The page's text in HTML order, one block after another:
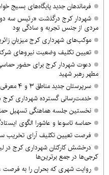
فرماندهان جدید پایگاه‌های بسیج
شهردار کرج درگذشت «رئیس سه
مردی از جنس تجربه و سادگی بود
موکب‌های شهرداری کرج میزبانِ
تعیین تکلیف وضعیت نیروهای شرکتی
دعوت شهردار کرج برای حضور
مطهر رهبر شهید
سرپرستان جدید مناطق ۳ و ۴ معرفی شدند
خدمت‌رسانی گسترده شهرداری کرج
نخستین جلسه هماهنگی تسهیل حمل
حماسه تاسوعا و عاشورا الگوی
فرصت تعیین تکلیف آرای تخریب
درخشش کارکنان شهرداری کرج در
کرجی‌ها در جمع برترین‌ها
روایت شهری که بحران را به فرصت